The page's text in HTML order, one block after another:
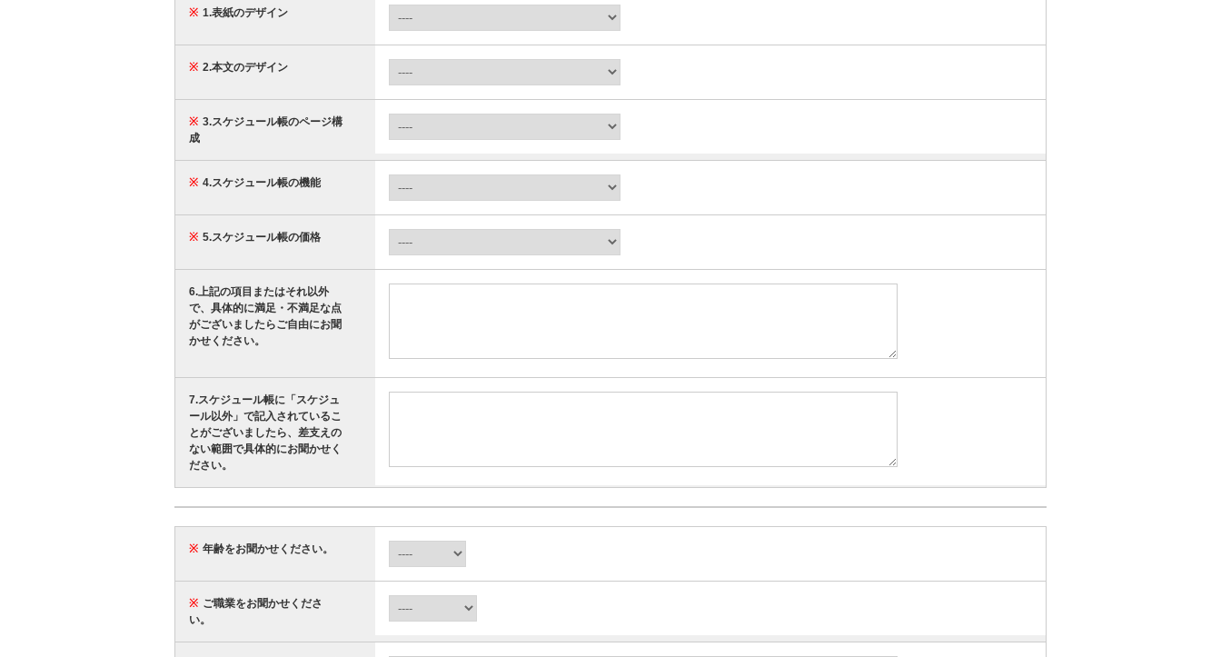
※ 1.表紙のデザイン
※ 2.本文のデザイン
※ 3.スケジュール帳のページ構
成
※ 4.スケジュール帳の機能
※ 5.スケジュール帳の価格
6.上記の項目またはそれ以外
で、具体的に満足・不満足な点
がございましたらご自由にお聞
かせください。
7.スケジュール帳に「スケジュ
ール以外」で記入されているこ
とがございましたら、差支えの
ない範囲で具体的にお聞かせく
ださい。
※ 年齢をお聞かせください。
※ ご職業をお聞かせくださ
い。